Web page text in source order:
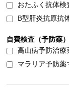
おたふく抗体
B型肝炎抗原抗
自費検査（予防薬）
高山病予防治療
マラリア予防薬